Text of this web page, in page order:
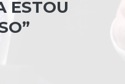
ESTOU